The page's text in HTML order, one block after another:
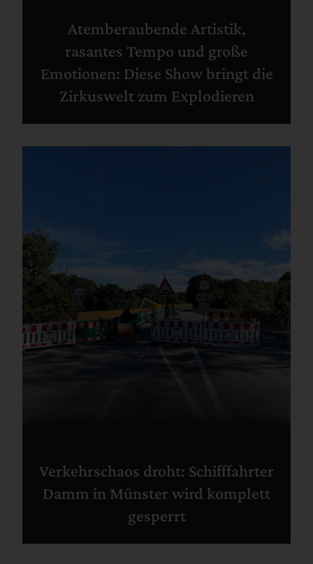
Atemberaubende Artistik,
rasantes Tempo und große
Emotionen: Diese Show bringt die
Zirkuswelt zum Explodieren
Verkehrschaos droht: Schifffahrter
Damm in Münster wird komplett
gesperrt